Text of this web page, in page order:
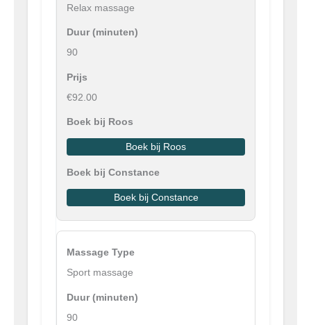
Relax massage
90
€92.00
Boek bij Roos
Boek bij Constance
Sport massage
90